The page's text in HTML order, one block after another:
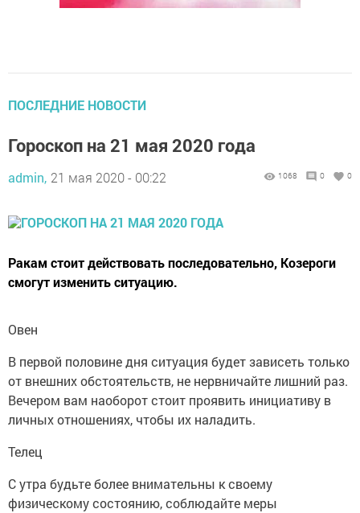
ПОСЛЕДНИЕ НОВОСТИ
Гороскоп на 21 мая 2020 года
admin, 21 мая 2020 - 00:22 1068 0 0
Ракам стоит действовать последовательно, Козероги
смогут изменить ситуацию.
Овен
В первой половине дня ситуация будет зависеть только
от внешних обстоятельств, не нервничайте лишний раз.
Вечером вам наоборот стоит проявить инициативу в
личных отношениях, чтобы их наладить.
Телец
С утра будьте более внимательны к своему
физическому состоянию, соблюдайте меры